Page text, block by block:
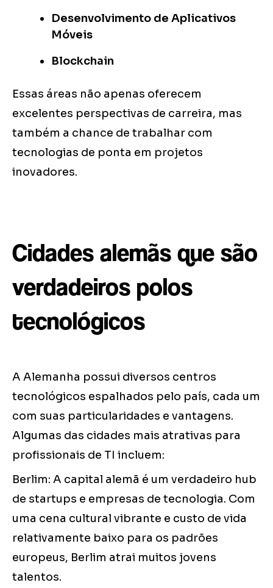
Desenvolvimento de Aplicativos
Móveis
Blockchain
Essas áreas não apenas oferecem
excelentes perspectivas de carreira, mas
também a chance de trabalhar com
tecnologias de ponta em projetos
inovadores.
Cidades alemãs que são
verdadeiros polos
tecnológicos
A Alemanha possui diversos centros
tecnológicos espalhados pelo país, cada um
com suas particularidades e vantagens.
Algumas das cidades mais atrativas para
profissionais de TI incluem:
Berlim: A capital alemã é um verdadeiro hub
de startups e empresas de tecnologia. Com
uma cena cultural vibrante e custo de vida
relativamente baixo para os padrões
europeus, Berlim atrai muitos jovens
talentos.